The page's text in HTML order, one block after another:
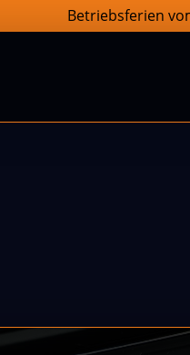
Betriebsferien